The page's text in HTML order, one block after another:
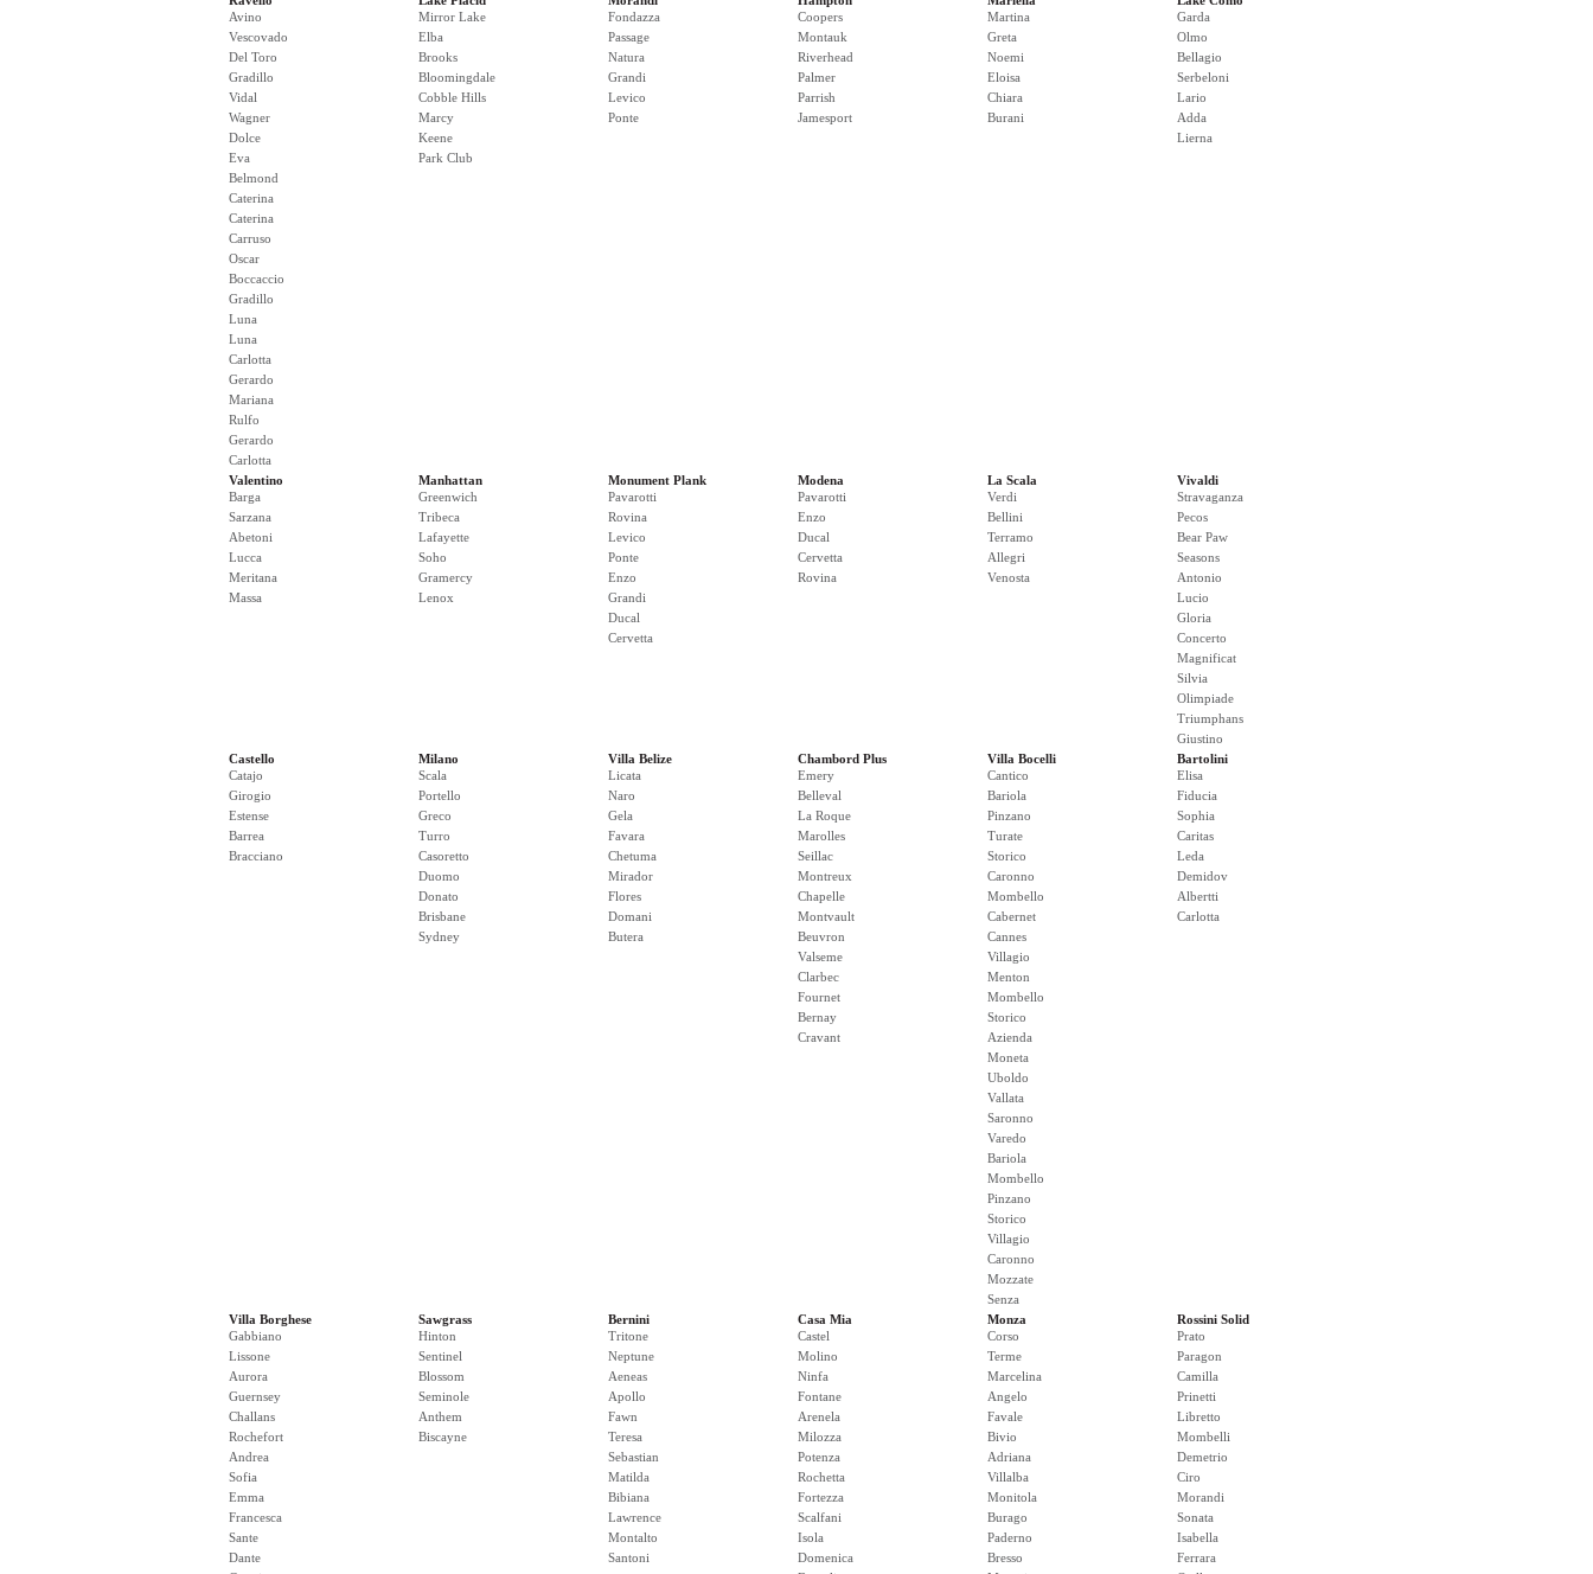
Avino
Vescovado
Del Toro
Gradillo
Vidal
Wagner
Dolce
Eva
Belmond
Caterina
Caterina
Carruso
Oscar
Boccaccio
Gradillo
Luna
Luna
Carlotta
Gerardo
Mariana
Rulfo
Gerardo
Carlotta
Mirror Lake
Elba
Brooks
Bloomingdale
Cobble Hills
Marcy
Keene
Park Club
Fondazza
Passage
Natura
Grandi
Levico
Ponte
Coopers
Montauk
Riverhead
Palmer
Parrish
Jamesport
Martina
Greta
Noemi
Eloisa
Chiara
Burani
Garda
Olmo
Bellagio
Serbeloni
Lario
Adda
Lierna
Valentino
Barga
Sarzana
Abetoni
Lucca
Meritana
Massa
Manhattan
Greenwich
Tribeca
Lafayette
Soho
Gramercy
Lenox
Monument Plank
Pavarotti
Rovina
Levico
Ponte
Enzo
Grandi
Ducal
Cervetta
Modena
Pavarotti
Enzo
Ducal
Cervetta
Rovina
La Scala
Verdi
Bellini
Terramo
Allegri
Venosta
Vivaldi
Stravaganza
Pecos
Bear Paw
Seasons
Antonio
Lucio
Gloria
Concerto
Magnificat
Silvia
Olimpiade
Triumphans
Giustino
Castello
Catajo
Girogio
Estense
Barrea
Bracciano
Milano
Scala
Portello
Greco
Turro
Casoretto
Duomo
Donato
Brisbane
Sydney
Villa Belize
Licata
Naro
Gela
Favara
Chetuma
Mirador
Flores
Domani
Butera
Chambord Plus
Emery
Belleval
La Roque
Marolles
Seillac
Montreux
Chapelle
Montvault
Beuvron
Valseme
Clarbec
Fournet
Bernay
Cravant
Villa Bocelli
Cantico
Bariola
Pinzano
Turate
Storico
Caronno
Mombello
Cabernet
Cannes
Villagio
Menton
Mombello
Storico
Azienda
Moneta
Uboldo
Vallata
Saronno
Varedo
Bariola
Mombello
Pinzano
Storico
Villagio
Caronno
Mozzate
Senza
Bartolini
Elisa
Fiducia
Sophia
Caritas
Leda
Demidov
Albertti
Carlotta
Villa Borghese
Gabbiano
Lissone
Aurora
Guernsey
Challans
Rochefort
Andrea
Sofia
Emma
Francesca
Sante
Dante
Sawgrass
Hinton
Sentinel
Blossom
Seminole
Anthem
Biscayne
Bernini
Tritone
Neptune
Aeneas
Apollo
Fawn
Teresa
Sebastian
Matilda
Bibiana
Lawrence
Montalto
Santoni
Casa Mia
Castel
Molino
Ninfa
Fontane
Arenela
Milozza
Potenza
Rochetta
Fortezza
Scalfani
Isola
Domenica
Monza
Corso
Terme
Marcelina
Angelo
Favale
Bivio
Adriana
Villalba
Monitola
Burago
Paderno
Bresso
Rossini Solid
Prato
Paragon
Camilla
Prinetti
Libretto
Mombelli
Demetrio
Ciro
Morandi
Sonata
Isabella
Ferrara